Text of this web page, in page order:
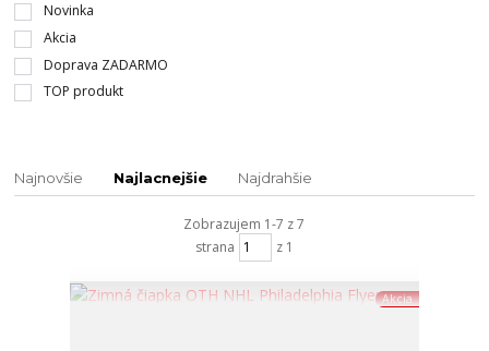
Novinka
Akcia
Doprava ZADARMO
TOP produkt
Najnovšie Najlacnejšie Najdrahšie
Zobrazujem 1-7 z 7
strana
z 1
Akcia